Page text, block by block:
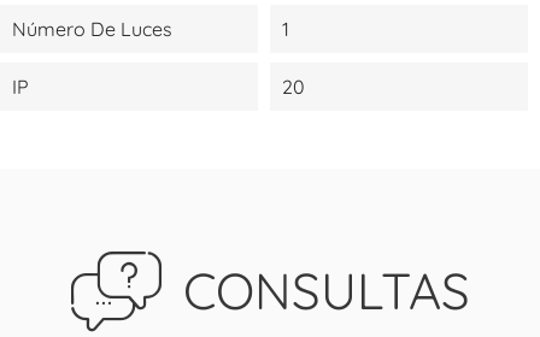
Número De Luces 1
IP 20
CONSULTAS